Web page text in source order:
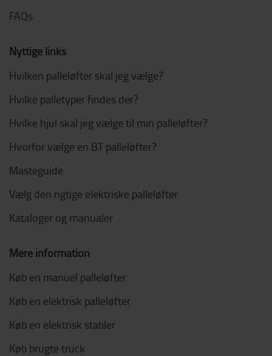
FAQs
Nyttige links
Hvilken palleløfter skal jeg vælge?
Hvilke palletyper findes der?
Hvilke hjul skal jeg vælge til min palleløfter?
Hvorfor vælge en BT palleløfter?
Masteguide
Vælg den rigtige elektriske palleløfter
Kataloger og manualer
Mere information
Køb en manuel palleløfter
Køb en elektrisk palleløfter
Køb en elektrisk stabler
Køb brugte truck